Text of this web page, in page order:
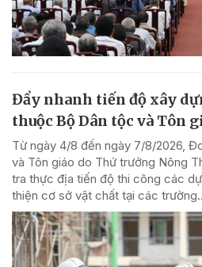
Đẩy nhanh tiến độ xây
thuộc Bộ Dân tộc và Tôn
Từ ngày 4/8 đến ngày 7/8/2026,
và Tôn giáo do Thứ trưởng Nông
tra thực địa tiến độ thi công các
thiện cơ sở vật chất tại các